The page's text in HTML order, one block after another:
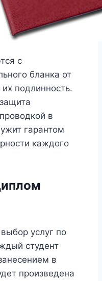
с
бланка от
подлинность.
в
гарантом
каждого
услуг по
студент
в
произведена